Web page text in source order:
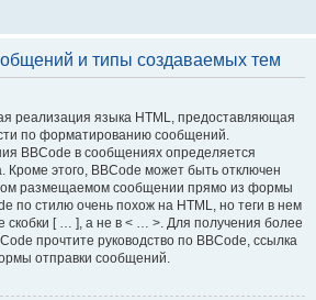
и типы создаваемых тем
реализация языка HTML, предоставляющая
по форматированию сообщений.
BBCode в сообщениях определяется
этого, BBCode может быть отключен
размещаемом сообщении прямо из формы
по стилю очень похож на HTML, но теги в нем
скобки [ … ], а не в < … >. Для получения более
прочтите руководство по BBCode, ссылка
отправки сообщений.